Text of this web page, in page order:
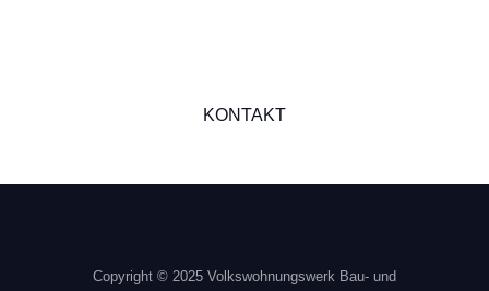
KONTAKT
Copyright © 2025 Volkswohnungswerk Bau- und